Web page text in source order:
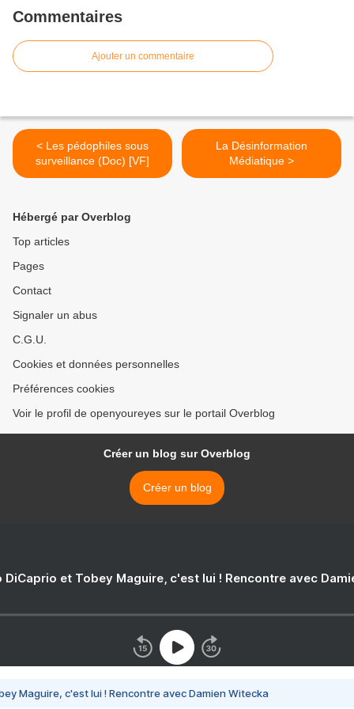
Commentaires
Ajouter un commentaire
< Les pédophiles sous
surveillance (Doc) [VF]
La Désinformation
Médiatique >
Hébergé par Overblog
Top articles
Pages
Contact
Signaler un abus
C.G.U.
Cookies et données personnelles
Préférences cookies
Voir le profil de openyoureyes sur le portail Overblog
Créer un blog sur Overblog
Créer un blog
DiCaprio et Tobey Maguire, c'est lui ! Rencontre avec
Maguire, c'est lui ! Rencontre avec Damien Witecka